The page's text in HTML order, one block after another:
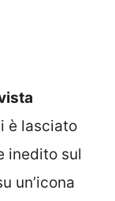
è lasciato
inedito sul
un’icona